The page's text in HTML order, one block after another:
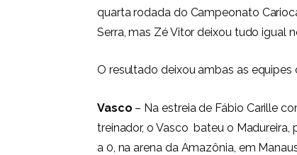
quarta rodada do Campeonato
Serra, mas Zé Vitor deixou tudo igual
O resultado deixou ambas as
Vasco – Na estreia de Fábio Carille
treinador, o Vasco bateu o Madureira,
a 0, na arena da Amazônia, em